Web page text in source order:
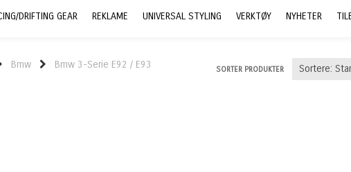
DRIFTING GEAR REKLAME UNIVERSAL STYLING VERKTØY NYHETER
Bmw
Bmw 3-Serie E92 / E93
SORTER PRODUKTER